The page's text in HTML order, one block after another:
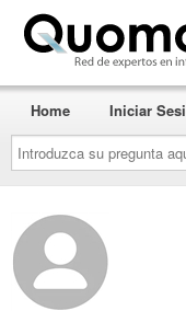
Introduzca
su
pregunta
aquí...
Home Iniciar